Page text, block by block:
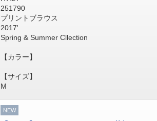
251790
プリントブラウス
2017'
Spring & Summer Cllection
【カラー】
【サイズ】
M
NEW